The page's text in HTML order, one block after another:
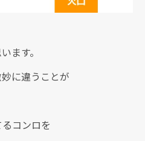
ます。
に違うことが
コンロを